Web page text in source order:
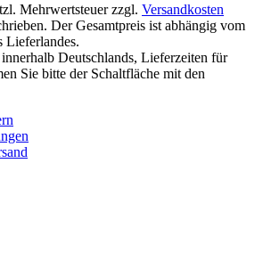
Mehrwertsteuer zzgl. Versandkosten
Der Gesamtpreis ist abhängig vom
Lieferlandes.
Deutschlands, Lieferzeiten für
Sie bitte der Schaltfläche mit den